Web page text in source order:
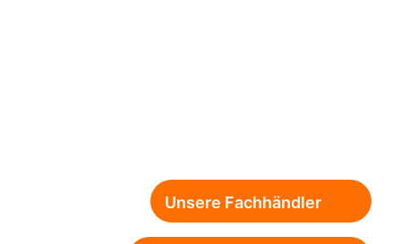
Unsere Fachhändler